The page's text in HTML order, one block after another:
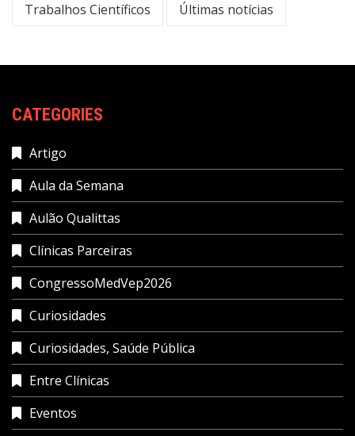
Trabalhos Científicos Últimas notícias
CATEGORIES
Artigo
Aula da Semana
Aulão Qualittas
Clínicas Parceiras
CongressoMedVep2026
Curiosidades
Curiosidades, Saúde Pública
Entre Clínicas
Eventos